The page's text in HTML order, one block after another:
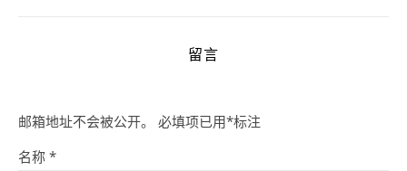
留言
邮箱地址不会被公开。 必填项已用*标注
名称 *